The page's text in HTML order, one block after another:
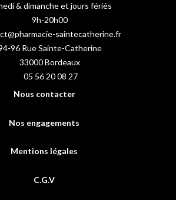
& dimanche et jours fériés
9h-20h00
saintecatherine.fr
96 Rue Sainte-Catherine
33000Bordeaux
05 56 20 08 27
Nous contacter
Nos engagements
Mentions légales
C.G.V